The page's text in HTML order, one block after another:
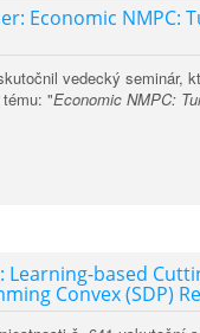
Economic NMPC:
vedecký seminár,
tému: "Economic NMPC:
Learning-based
Convex (SDP)